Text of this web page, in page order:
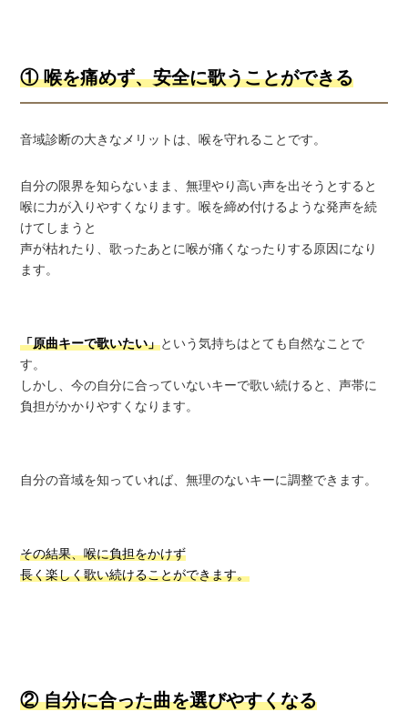
① 喉を痛めず、安全に歌うことができる
音域診断の大きなメリットは、喉を守れることです。
自分の限界を知らないまま、無理やり高い声を出そうとすると
喉に力が入りやすくなります。喉を締め付けるような発声を続
けてしまうと
声が枯れたり、歌ったあとに喉が痛くなったりする原因になり
ます。
「原曲キーで歌いたい」という気持ちはとても自然なことで
す。
しかし、今の自分に合っていないキーで歌い続けると、声帯に
負担がかかりやすくなります。
自分の音域を知っていれば、無理のないキーに調整できます。
その結果、喉に負担をかけず
長く楽しく歌い続けることができます。
② 自分に合った曲を選びやすくなる